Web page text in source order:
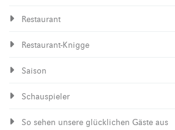
Restaurant
Restaurant-Knigge
Saison
Schauspieler
So sehen unsere glücklichen Gäste aus